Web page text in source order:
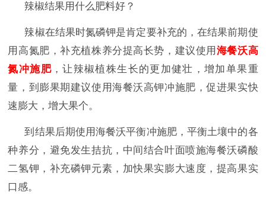
辣椒结果用什么肥料好？
辣椒在结果时氮磷钾是肯定要补充的，在结果前期使
用高氮肥，补充植株养分提高长势，建议使用 海餐沃高
氮冲施肥，让辣椒植株生长的更加健壮，增加单果重
量，到膨果期建议使用海餐沃高钾冲施肥，促进果实快
速膨大，增大果个。
到结果后期使用海餐沃平衡冲施肥，平衡土壤中的各
种养分，避免发生拮抗，中间结合叶面喷施海餐沃磷酸
二氢钾，补充磷钾元素，加快果实膨大速度，提高果实
口感。